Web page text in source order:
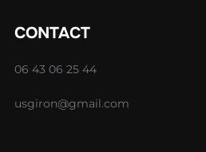
CONTACT
06 43 06 25 44
usgiron@gmail.com